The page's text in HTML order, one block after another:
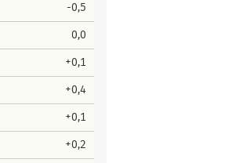
-0,5
0,0
+0,1
+0,4
+0,1
+0,2